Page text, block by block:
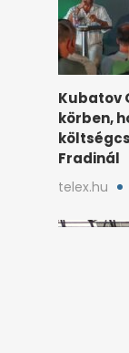
Kubatov
körben,
Fradinál
telex.hu